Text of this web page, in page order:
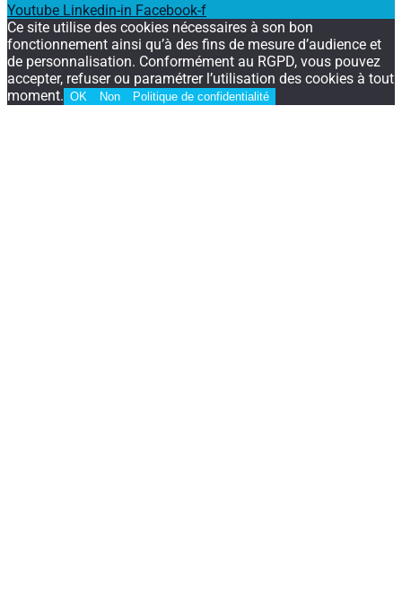
Youtube Linkedin-in Facebook-f
Ce site utilise des cookies nécessaires à son bon
fonctionnement ainsi qu’à des fins de mesure d’audience et
de personnalisation. Conformément au RGPD, vous pouvez
accepter, refuser ou paramétrer l’utilisation des cookies à tout
moment. OK Non Politique de confidentialité